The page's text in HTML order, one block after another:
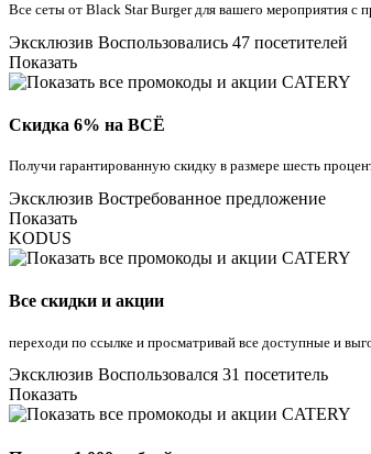
Все сеты от Black Star Burger для вашего мероприятия с
Эксклюзив Воспользовались 47 посетителей
Показать
Скидка 6% на ВСЁ
Получи гарантированную скидку в размере шесть
Эксклюзив Востребованное предложение
Показать
KODUS
Все скидки и акции
переходи по ссылке и просматривай все доступные и
Эксклюзив Воспользовался 31 посетитель
Показать